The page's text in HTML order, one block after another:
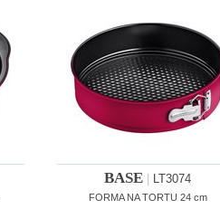
BASE LT3074
FORMA NA TORTU 24 cm